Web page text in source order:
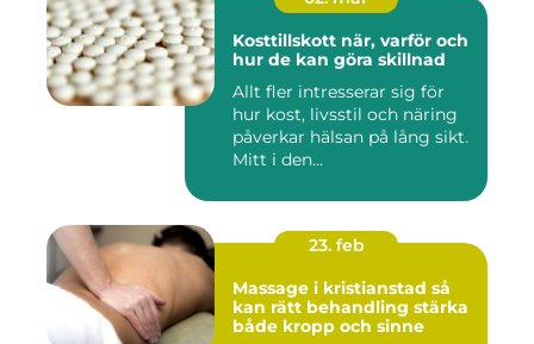
Kosttillskott när, varför och
hur de kan göra skillnad
Allt fler intresserar sig för
hur kost, livsstil och näring
påverkar hälsan på lång sikt.
Mitt i den...
23. feb
Massage i kristianstad så
kan rätt behandling stärka
både kropp och sinne